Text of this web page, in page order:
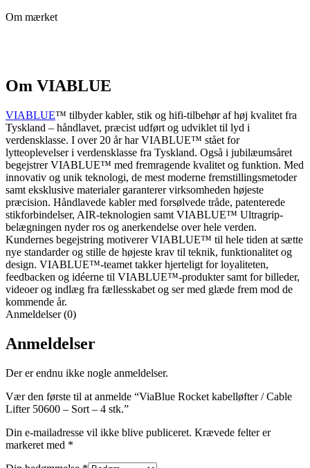
Om mærket
Om VIABLUE
VIABLUE™ tilbyder kabler, stik og hifi-tilbehør af høj kvalitet fra
Tyskland – håndlavet, præcist udført og udviklet til lyd i
verdensklasse. I over 20 år har VIABLUE™ stået for
lytteoplevelser i verdensklasse fra Tyskland. Også i jubilæumsåret
begejstrer VIABLUE™ med fremragende kvalitet og funktion. Med
innovativ og unik teknologi, de mest moderne fremstillingsmetoder
samt eksklusive materialer garanterer virksomheden højeste
præcision. Håndlavede kabler med forsølvede tråde, patenterede
stikforbindelser, AIR-teknologien samt VIABLUE™ Ultragrip-
belægningen nyder ros og anerkendelse over hele verden.
Kundernes begejstring motiverer VIABLUE™ til hele tiden at sætte
nye standarder og stille de højeste krav til teknik, funktionalitet og
design. VIABLUE™-teamet takker hjerteligt for loyaliteten,
feedbacken og idéerne til VIABLUE™-produkter samt for billeder,
videoer og indlæg fra fællesskabet og ser med glæde frem mod de
kommende år.
Anmeldelser (0)
Anmeldelser
Der er endnu ikke nogle anmeldelser.
Vær den første til at anmelde “ViaBlue Rocket kabelløfter / Cable
Lifter 50600 – Sort – 4 stk.”
Din e-mailadresse vil ikke blive publiceret. Krævede felter er
markeret med *